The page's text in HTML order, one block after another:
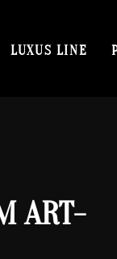
LUXUS LINE
DE